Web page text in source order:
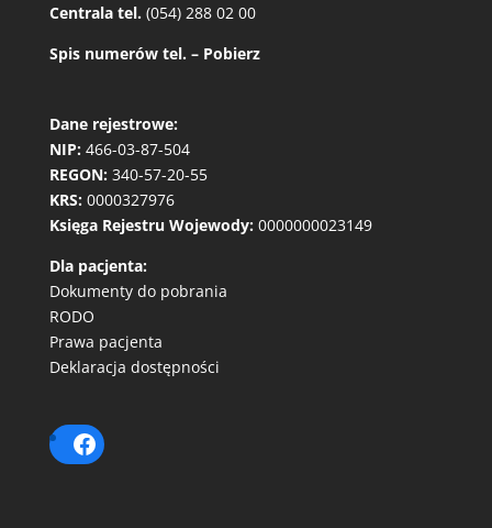
Centrala tel. (054) 288 02 00
Spis numerów tel. – Pobierz
Dane rejestrowe:
NIP: 466-03-87-504
REGON: 340-57-20-55
KRS: 0000327976
Księga Rejestru Wojewody: 0000000023149
Dla pacjenta:
Dokumenty do pobrania
RODO
Prawa pacjenta
Deklaracja dostępności